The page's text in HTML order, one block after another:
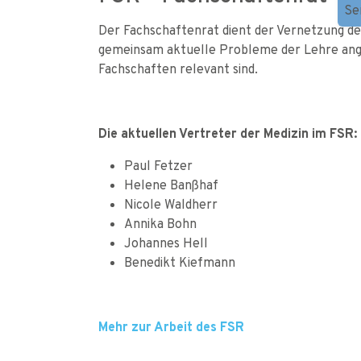
Der Fachschaftenrat dient der Vernetzung
gemeinsam aktuelle Probleme der Lehre
Fachschaften relevant sind.
Die aktuellen Vertreter der Medizin im FSR:
Paul Fetzer
Helene Banßhaf
Nicole Waldherr
Annika Bohn
Johannes Hell
Benedikt Kiefmann
Mehr zur Arbeit des FSR